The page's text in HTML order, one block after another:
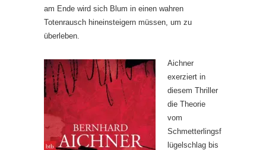
am Ende wird sich Blum in einen wahren
Totenrausch hineinsteigern müssen, um zu
überleben.
Aichner
exerziert in
diesem Thriller
die Theorie
vom
Schmetterlingsf
lügelschlag bis